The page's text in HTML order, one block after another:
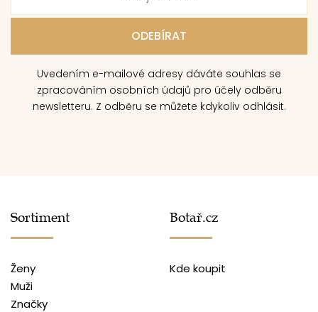
Uvedením e-mailové adresy dáváte souhlas se
zpracováním osobních údajů pro účely odběru
newsletteru. Z odběru se můžete kdykoliv odhlásit.
Sortiment
Ženy
Muži
Značky
Botař.cz
Kde koupit